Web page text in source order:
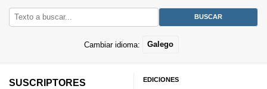
Cambiar idioma: Galego
SUSCRIPTORES
EDICIONES